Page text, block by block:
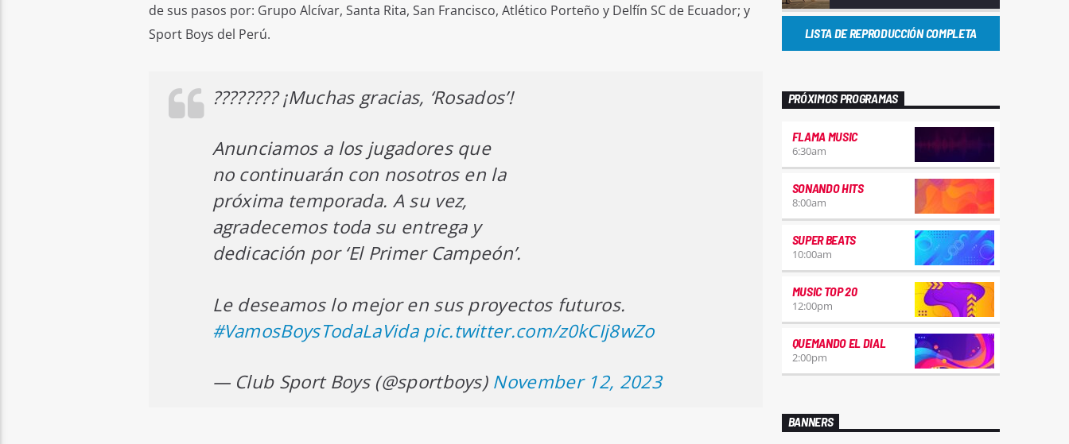
de sus pasos por: Grupo Alcívar, Santa Rita, San Francisco, Atlético Porteño y Delfín SC de Ecuador; y
Sport Boys del Perú.
???????? ¡Muchas gracias, ‘Rosados’!
Anunciamos a los jugadores que
no continuarán con nosotros en la
próxima temporada. A su vez,
agradecemos toda su entrega y
dedicación por ‘El Primer Campeón’.
Le deseamos lo mejor en sus proyectos futuros.
#VamosBoysTodaLaVida pic.twitter.com/z0kCIj8wZo
— Club Sport Boys (@sportboys) November 12, 2023
LISTA DE REPRODUCCIÓN COMPLETA
PRÓXIMOS PROGRAMAS
FLAMA MUSIC
6:30am
SONANDO HITS
8:00am
SUPER BEATS
10:00am
MUSIC TOP 20
12:00pm
QUEMANDO EL DIAL
2:00pm
BANNERS